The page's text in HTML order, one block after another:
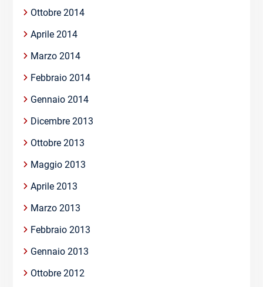
Ottobre 2014
Aprile 2014
Marzo 2014
Febbraio 2014
Gennaio 2014
Dicembre 2013
Ottobre 2013
Maggio 2013
Aprile 2013
Marzo 2013
Febbraio 2013
Gennaio 2013
Ottobre 2012